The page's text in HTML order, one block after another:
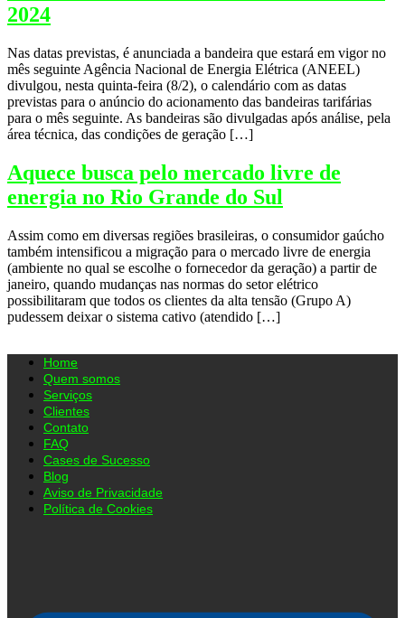
2024
Nas datas previstas, é anunciada a bandeira que estará em vigor no
mês seguinte Agência Nacional de Energia Elétrica (ANEEL)
divulgou, nesta quinta-feira (8/2), o calendário com as datas
previstas para o anúncio do acionamento das bandeiras tarifárias
para o mês seguinte. As bandeiras são divulgadas após análise, pela
área técnica, das condições de geração […]
Aquece busca pelo mercado livre de
energia no Rio Grande do Sul
Assim como em diversas regiões brasileiras, o consumidor gaúcho
também intensificou a migração para o mercado livre de energia
(ambiente no qual se escolhe o fornecedor da geração) a partir de
janeiro, quando mudanças nas normas do setor elétrico
possibilitaram que todos os clientes da alta tensão (Grupo A)
pudessem deixar o sistema cativo (atendido […]
Home
Quem somos
Serviços
Clientes
Contato
FAQ
Cases de Sucesso
Blog
Aviso de Privacidade
Política de Cookies